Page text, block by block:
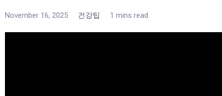
November 16, 2025 건강팁 1 mins read